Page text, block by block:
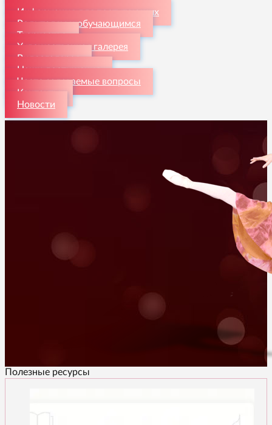
Информация для поступающих
Родителям и обучающимся
Творчество
Художественная галерея
Видеогалерея
Наши достижения
Часто задаваемые вопросы
Контакты
Новости
Полезные ресурсы